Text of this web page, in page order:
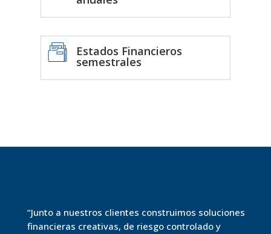
Estados Financieros
semestrales
“Junto a nuestros clientes construimos soluciones
financieras creativas, de riesgo controlado y